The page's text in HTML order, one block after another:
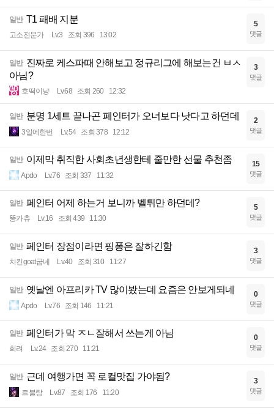
일반 T1 패배 지분
고소전문가 Lv.3 조회 396 13:02
5
댓글
일반 진짜로 케스파때 안해보고 정규리그에 해보는건 ㅂㅅ
아님?
호떡이냥 Lv.68 조회 260 12:32
3
댓글
일반 분명 1세트 끝나곤 페인터가 오너보다 낫다고 하던데
3일에한번 Lv.54 조회 378 12:12
2
댓글
일반 이제막 취직한 사회초년생한테 줄만한 선물 추천좀
Apdo Lv.76 조회 337 11:32
15
댓글
일반 페인터 어제 하는거 보니까 벨튀만 하던데?
뚱카츄 Lv.16 조회 439 11:30
5
댓글
일반 페인터 장점이라면 핑퐁은 잘하긴함
치킨goat굽네 Lv.40 조회 310 11:27
3
댓글
일반 옛날엔 아프리카 TV 많이봤는데 요즘은 안보게되네
Apdo Lv.76 조회 146 11:21
0
댓글
일반 페인터가 막 ㅈㄴ잘해서 쓰는게 아님
희려 Lv.24 조회 270 11:21
0
댓글
일반 근데 여행가면 꼭 로컬맛집 가야됨?
르블랑 Lv.87 조회 176 11:20
3
댓글